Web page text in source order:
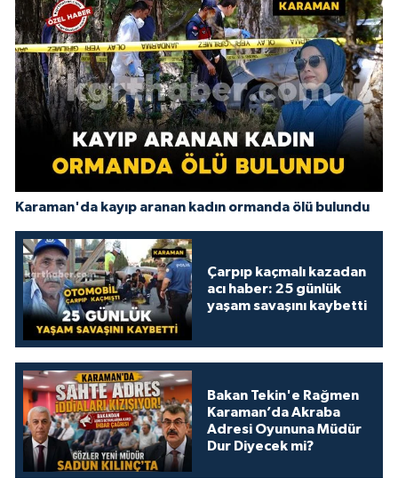
Karaman'da kayıp aranan kadın ormanda ölü bulundu
Çarpıp kaçmalı kazadan
acı haber: 25 günlük
yaşam savaşını kaybetti
Bakan Tekin'e Rağmen
Karaman’da Akraba
Adresi Oyununa Müdür
Dur Diyecek mi?